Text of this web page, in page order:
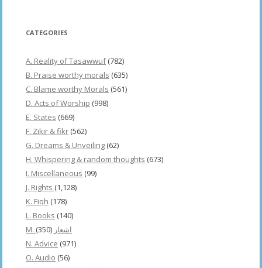
CATEGORIES
A. Reality of Tasawwuf(782)
B. Praise worthy morals (635)
C. Blame worthy Morals (561)
D. Acts of Worship (998)
E. States (669)
F. Zikir & fikr (562)
G. Dreams & Unveiling (62)
H. Whispering & random thoughts (673)
I. Miscellaneous (99)
J. Rights (1,128)
K. Fiqh (178)
L. Books (140)
M. اشعار (350)
N. Advice (971)
O. Audio (56)